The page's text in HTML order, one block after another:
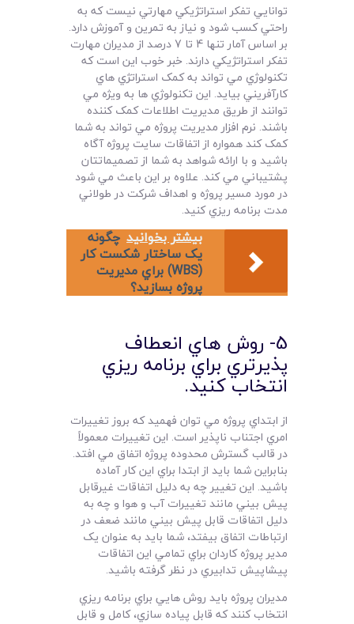
توانايي تفکر استراتژيکي مهارتي نيست که به
راحتي کسب شود و نياز به تمرين و آموزش دارد.
بر اساس آمار تنها 4 تا 7 درصد از مديران مهارت
تفکر استراتژيکي دارند. خبر خوب اين است که
تکنولوژي مي تواند به کمک استراتژي هاي
کارآفريني بيايد. اين تکنولوژي ها به ويژه مي
توانند از طريق مديريت اطلاعات کمک کننده
باشند. نرم افزار مديريت پروژه مي تواند به شما
کمک کند همواره از اتفاقات سايت پروژه آگاه
باشيد و با ارائه شواهد به شما از تصميماتتان
پشتيباني مي کند. علاوه بر اين باعث مي شود
در مورد مسير پروژه و اهداف شرکت در طولاني
مدت برنامه ريزي کنيد.
بیشتر بخوانید چگونه
يک ساختار شکست کار
(WBS) براي مديريت
پروژه بسازيد؟
5- روش هاي انعطاف
پذيرتري براي برنامه ريزي
انتخاب کنيد.
از ابتداي پروژه مي توان فهميد که بروز تغييرات
امري اجتناب ناپذير است. اين تغييرات معمولاً
در قالب گسترش محدوده پروژه اتفاق مي افتد.
بنابراين شما بايد از ابتدا براي اين کار آماده
باشيد. اين تغيير چه به دليل اتفاقات غيرقابل
پيش بيني مانند تغييرات آب و هوا و چه به
دليل اتفاقات قابل پيش بيني مانند ضعف در
ارتباطات اتفاق بيفتد، شما بايد به عنوان يک
مدير پروژه کاردان براي تمامي اين اتفاقات
پيشاپيش تدابيري در نظر گرفته باشيد.
مديران پروژه بايد روش هايي براي برنامه ريزي
انتخاب کنند که قابل پياده سازي، کامل و قابل